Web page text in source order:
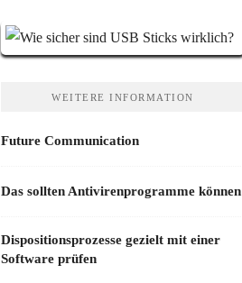
WEITERE INFORMATION
Future Communication
Das sollten Antivirenprogramme können
Dispositionsprozesse gezielt mit einer
Software prüfen